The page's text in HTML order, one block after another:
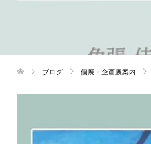
ブログ 個展・企画展案内